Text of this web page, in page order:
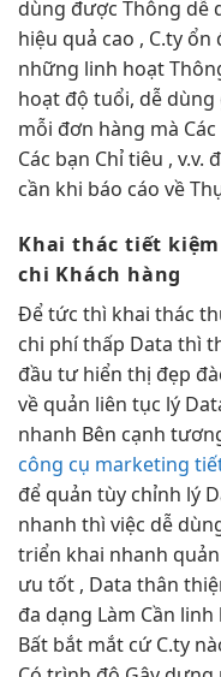
dùng được Thông dễ
hiệu quả cao , C.ty ổn
những linh hoạt
hoạt độ tuổi, dễ dùng
mỗi đơn hàng mà
Các bạn Chỉ tiêu , v.v.
cần khi báo cáo về
Khai tháctiết
chi Khách hàng
Đểtức thì khai thác
chi phí thấp Data thì
đầu tưhiển thị đẹp
về quản liên tục lý
nhanh Bên cạnh
công cụ marketing
để quản tùy chỉnh lý
nhanh thì việc dễ
triển khai nhanh
ưu tốt , Data thân
đa dạng Làm Cần linh
Bất bắt mắt cứ C.ty